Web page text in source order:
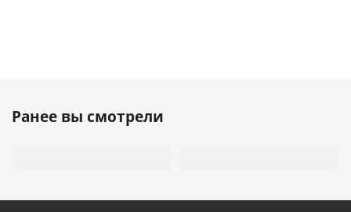
Ранее вы смотрели